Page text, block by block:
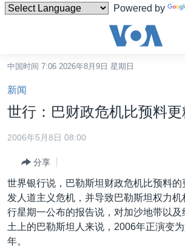
Powered by
碍
链
接
转
容
中国
港澳
国际
最新国际新闻
印太
分类新闻
经济·金融·贸易
美中关系
中国时间 7:06 2026年8月9日 星期日
新闻
世行：巴财政危机比预料更
2006年5月8日 08:00
分享
世界银行说，巴勒斯坦财政危机比预料的
发人道主义危机，并导致巴勒斯坦权力机
行星期一公布的报告说，对加沙地带以及
土上的巴勒斯坦人来说，2006年正演变
年。